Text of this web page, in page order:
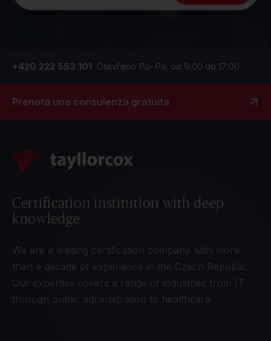
+420 222 553 101 Otevřeno Po–Pá, od 9:00 do 17:00
Prenota una consulenza gratuita
Certification institution with deep
knowledge
We are a leading certification company with more
than a decade of experience in the Czech Republic.
Our expertise covers a range of industries from IT
through public administration to healthcare.